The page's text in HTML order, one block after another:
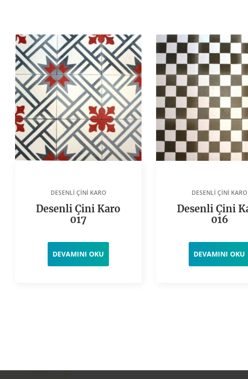
DESENLI ÇINI KARO
Desenli Çini Karo
017
DEVAMINI OKU
DESENLI ÇINI KARO
Desenli Çini
016
DEVAMINI OKU